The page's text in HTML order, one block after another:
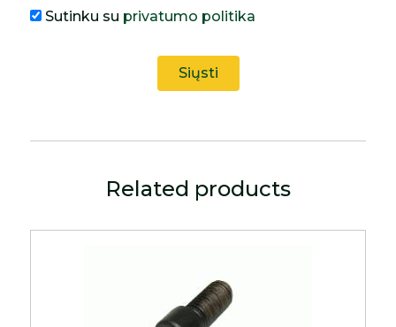
Sutinku su privatumo politika
Related products